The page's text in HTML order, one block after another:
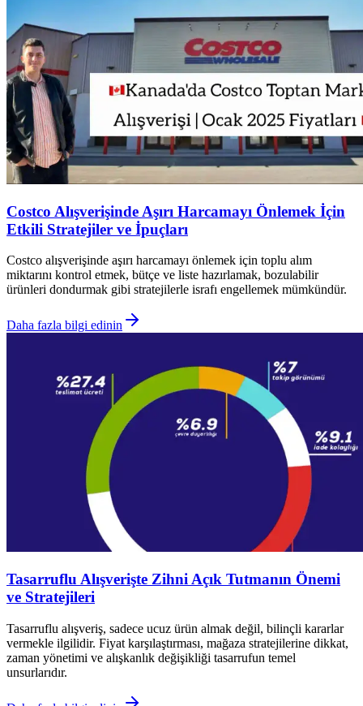
Costco Alışverişinde Aşırı Harcamayı Önlemek İçin
Etkili Stratejiler ve İpuçları
Costco alışverişinde aşırı harcamayı önlemek için toplu alım
miktarını kontrol etmek, bütçe ve liste hazırlamak, bozulabilir
ürünleri dondurmak gibi stratejilerle israfı engellemek mümkündür.
Daha fazla bilgi edinin
Tasarruflu Alışverişte Zihni Açık Tutmanın Önemi
ve Stratejileri
Tasarruflu alışveriş, sadece ucuz ürün almak değil, bilinçli kararlar
vermekle ilgilidir. Fiyat karşılaştırması, mağaza stratejilerine dikkat,
zaman yönetimi ve alışkanlık değişikliği tasarrufun temel
unsurlarıdır.